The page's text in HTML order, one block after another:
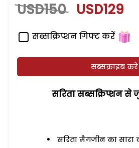
USD150 USD129
सब्सक्रिप्शन गिफ्ट करें
सब्सक्राइब करें
सरिता सब्सक्रिप्शन से
सरिता मैगजीन का सारा